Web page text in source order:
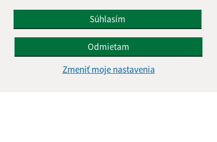
Súhlasím
Odmietam
Zmeniť moje nastavenia